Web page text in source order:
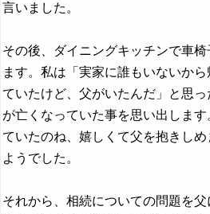
言いました。
その後、ダイニングキッチンで車
ます。私は「実家に誰もいないか
ていたけど、父がいたんだ」と思
が亡くなっていた事を思い出しま
ていたのね、嬉しくて父を抱きし
ようでした。
それから、相続についての問題を